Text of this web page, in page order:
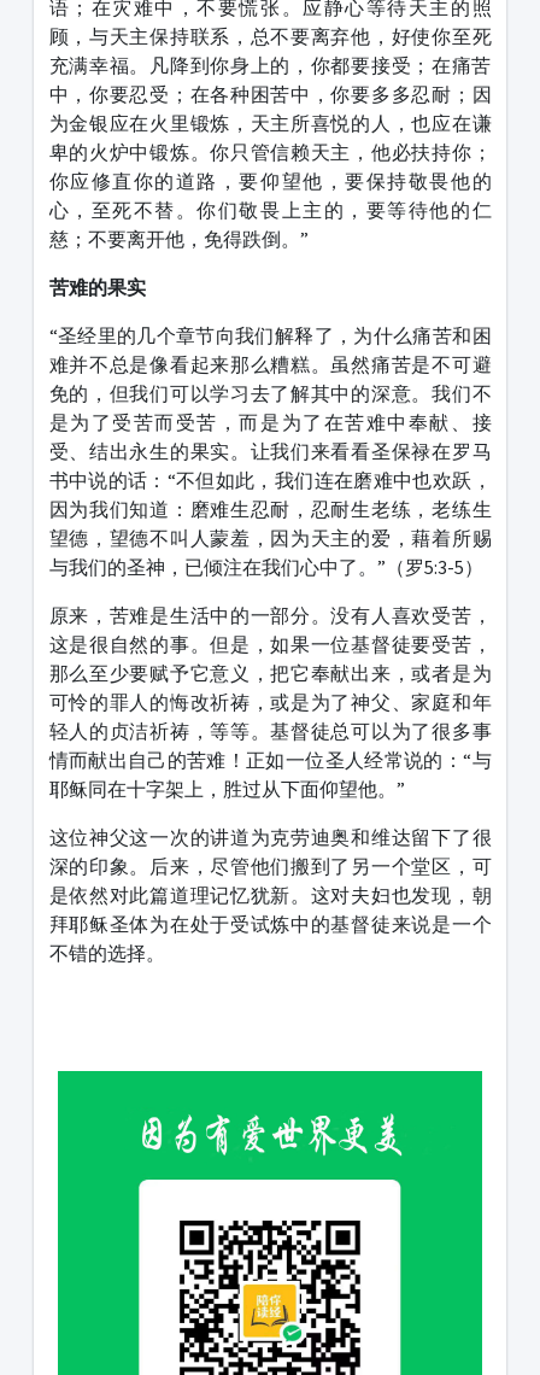
语；在灾难中，不要慌张。应静心等待天主的照
顾，与天主保持联系，总不要离弃他，好使你至死
充满幸福。凡降到你身上的，你都要接受；在痛苦
中，你要忍受；在各种困苦中，你要多多忍耐；因
为金银应在火里锻炼，天主所喜悦的人，也应在谦
卑的火炉中锻炼。你只管信赖天主，他必扶持你；
你应修直你的道路，要仰望他，要保持敬畏他的
心，至死不替。你们敬畏上主的，要等待他的仁
慈；不要离开他，免得跌倒。”
苦难的果实
“圣经里的几个章节向我们解释了，为什么痛苦和困
难并不总是像看起来那么糟糕。虽然痛苦是不可避
免的，但我们可以学习去了解其中的深意。我们不
是为了受苦而受苦，而是为了在苦难中奉献、接
受、结出永生的果实。让我们来看看圣保禄在罗马
书中说的话：“不但如此，我们连在磨难中也欢跃，
因为我们知道：磨难生忍耐，忍耐生老练，老练生
望德，望德不叫人蒙羞，因为天主的爱，藉着所赐
与我们的圣神，已倾注在我们心中了。”（罗5:3-5）
原来，苦难是生活中的一部分。没有人喜欢受苦，
这是很自然的事。但是，如果一位基督徒要受苦，
那么至少要赋予它意义，把它奉献出来，或者是为
可怜的罪人的悔改祈祷，或是为了神父、家庭和年
轻人的贞洁祈祷，等等。基督徒总可以为了很多事
情而献出自己的苦难！正如一位圣人经常说的：“与
耶稣同在十字架上，胜过从下面仰望他。”
这位神父这一次的讲道为克劳迪奥和维达留下了很
深的印象。后来，尽管他们搬到了另一个堂区，可
是依然对此篇道理记忆犹新。这对夫妇也发现，朝
拜耶稣圣体为在处于受试炼中的基督徒来说是一个
不错的选择。